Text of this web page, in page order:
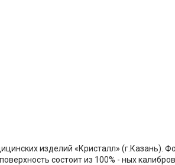
изделий «Кристалл» (г.Казань).
состоит из 100% - ных